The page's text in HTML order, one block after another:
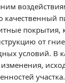
качественный
покрытия,
от
условий. В